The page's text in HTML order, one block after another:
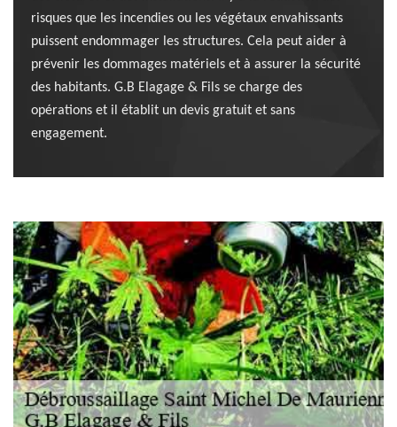
risques que les incendies ou les végétaux envahissants
puissent endommager les structures. Cela peut aider à
prévenir les dommages matériels et à assurer la sécurité
des habitants. G.B Elagage & Fils se charge des
opérations et il établit un devis gratuit et sans
engagement.